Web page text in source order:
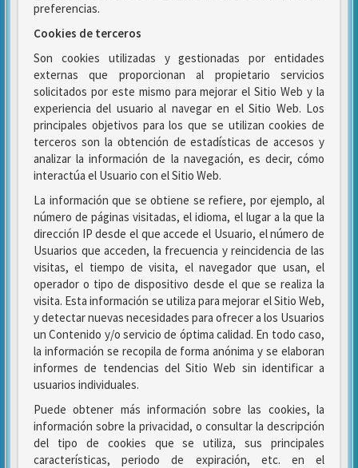
preferencias.
Cookies de terceros
Son cookies utilizadas y gestionadas por entidades
externas que proporcionan al propietario servicios
solicitados por este mismo para mejorar el Sitio Web y la
experiencia del usuario al navegar en el Sitio Web. Los
principales objetivos para los que se utilizan cookies de
terceros son la obtención de estadísticas de accesos y
analizar la información de la navegación, es decir, cómo
interactúa el Usuario con el Sitio Web.
La información que se obtiene se refiere, por ejemplo, al
número de páginas visitadas, el idioma, el lugar a la que la
dirección IP desde el que accede el Usuario, el número de
Usuarios que acceden, la frecuencia y reincidencia de las
visitas, el tiempo de visita, el navegador que usan, el
operador o tipo de dispositivo desde el que se realiza la
visita. Esta información se utiliza para mejorar el Sitio Web,
y detectar nuevas necesidades para ofrecer a los Usuarios
un Contenido y/o servicio de óptima calidad. En todo caso,
la información se recopila de forma anónima y se elaboran
informes de tendencias del Sitio Web sin identificar a
usuarios individuales.
Puede obtener más información sobre las cookies, la
información sobre la privacidad, o consultar la descripción
del tipo de cookies que se utiliza, sus principales
características, periodo de expiración, etc. en el